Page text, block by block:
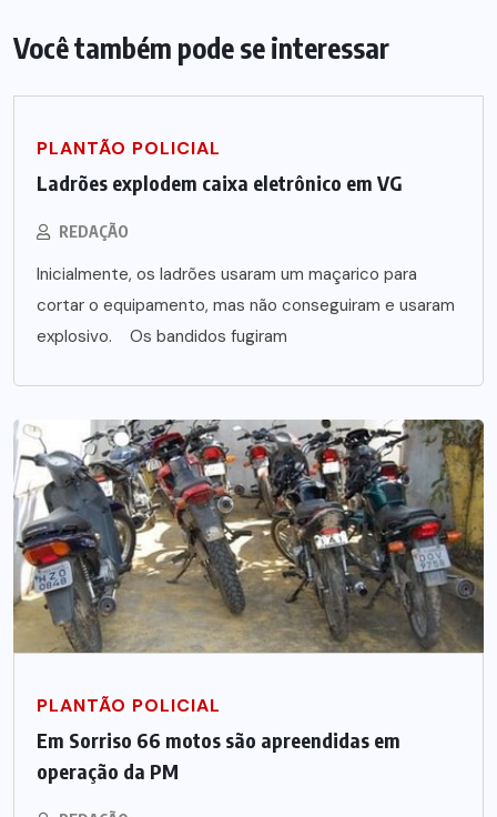
Você também pode se interessar
PLANTÃO POLICIAL
Ladrões explodem caixa eletrônico em VG
REDAÇÃO
Inicialmente, os ladrões usaram um maçarico para
cortar o equipamento, mas não conseguiram e usaram
explosivo. Os bandidos fugiram
PLANTÃO POLICIAL
Em Sorriso 66 motos são apreendidas em
operação da PM